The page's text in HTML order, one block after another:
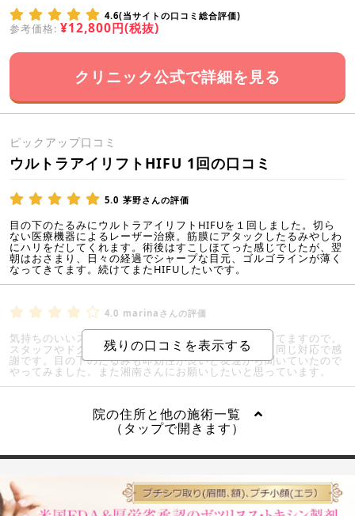
4.6(当サイトの口コミ総合評価)
参考価格: ¥12,800円(税抜)
クリニック公式で詳細を見る
ピックアップ口コミ
ウルトラアイリフトHIFU 1回の口コミ
5.0 茅野さんの評価
目の下のたるみにウルトラアイリフトHIFUを１回しました。切ら
ない医療機器によるレーザー治療。筋膜にアタックしたるみやしわ
にハリをだしてくれます。術後はすこしほてった感じでしたが、翌
朝はおさまり、日々の経過でシャープな目元、ゴルゴラインが薄く
なってきてます。続けてまたHIFUしたいです。
4.0 marinaさんの評価
気持ちのいいスタッフさんの対応でした。安心感が持てますので。
スタッフやドクター共に対応良く、その後の通院時も同じ対応で感
謝です。目の下のたるみも即効性が良いと友達から聞いていたので
やってみました。また湘南さんにお願いしたいと思っています。
院の住所と他の施術一覧
（タップで開きます）